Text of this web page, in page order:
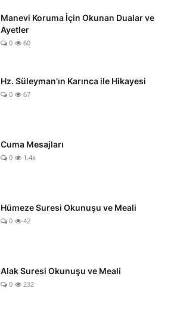
Manevi Koruma İçin Okunan Dualar ve
Ayetler
0 60
Hz. Süleyman’ın Karınca ile Hikayesi
0 67
Cuma Mesajları
0 1.4k
Hümeze Suresi Okunuşu ve Meali
0 42
Alak Suresi Okunuşu ve Meali
0 232